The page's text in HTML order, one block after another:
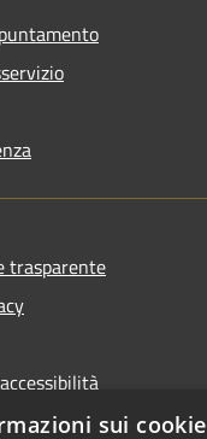
trasparente
sui cookie